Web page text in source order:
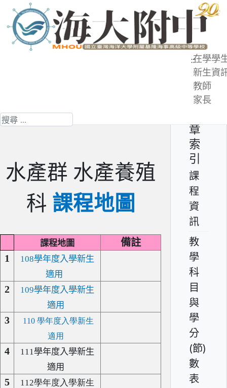
到
:::在學學
新生資
教師
家長
搜尋
章
索
引
課
程
資
訊
教
學
科
目
與
學
分
(節)
數
表
水產群 水產養殖
科 課程地圖
課程地圖
備註
1
108學年度入學新生
適用
2 109學年度入學新生
適用
3
110 學年度入學新生
適用
4 111 學年度入學新生
適用
5 112學年度入學新生